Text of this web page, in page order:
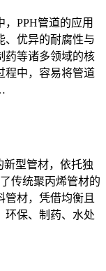
PPH管道的应用
、优异的耐腐性与
药等诸多领域的核
程中，容易将管道
新型管材，依托独
传统聚丙烯管材的
材，凭借均衡且
环保、制药、水处